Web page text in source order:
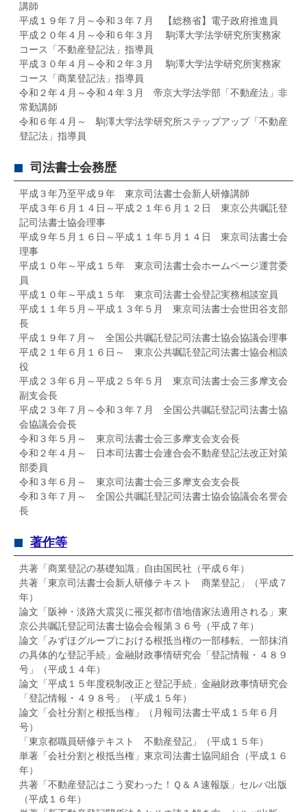
講師
平成１９年７月～令和３年７月 【総務省】電子政府推進員
平成２０年４月～令和６年３月 駒澤大学法学研究所実務家
コース「不動産登記法」指導員
平成３０年４月～令和２年３月 駒澤大学法学研究所実務家
コース「商業登記法」指導員
令和２年４月～令和４年３月 帝京大学法学部「不動産法」非
常勤講師
令和６年４月～ 駒澤大学法学研究所ステップアップ「不動産
登記法」指導員
司法書士会務歴
平成３年乃至平成９年 東京司法書士会新人研修講師
平成３年６月１４日～平成２１年６月１２日 東京公共嘱託登
記司法書士協会理事
平成９年５月１６日～平成１１年５月１４日 東京司法書士会
理事
平成１０年～平成１５年 東京司法書士会ホームページ運営委
員
平成１０年～平成１５年 東京司法書士会登記実務相談室員
平成１１年５月～平成１３年５月 東京司法書士会世田谷支部
長
平成１９年７月～ 全国公共嘱託登記司法書士協会協議会理事
平成２１年６月１６日～ 東京公共嘱託登記司法書士協会相談
役
平成２３年６月～平成２５年５月 東京司法書士会三多摩支会
副支会長
平成２３年７月～令和３年７月 全国公共嘱託登記司法書士協
会協議会会長
令和３年５月～ 東京司法書士会三多摩支会支会長
令和２年４月～ 日本司法書士会連合会不動産登記法改正対策
部委員
令和３年６月～ 東京司法書士会三多摩支会支会長
令和３年７月～ 全国公共嘱託登記司法書士協会協議会名誉会
長
著作等
共著「商業登記の基礎知識」自由国民社（平成６年）
共著「東京司法書士会新人研修テキスト 商業登記」（平成７
年）
論文「阪神・淡路大震災に罹災都市借地借家法適用される」東
京公共嘱託登記司法書士協会会報第３６号（平成７年）
論文「みずほグループにおける根抵当権の一部移転、一部抹消
の具体的な登記手続」金融財政事情研究会「登記情報・４８９
号」（平成１４年）
論文「平成１５年度税制改正と登記手続」金融財政事情研究会
「登記情報・４９８号」（平成１５年）
論文「会社分割と根抵当権」（月報司法書士平成１５年６月
号）
「東京都職員研修テキスト 不動産登記」（平成１５年）
単著「会社分割と根抵当権」東京司法書士協同組合（平成１６
年）
共著「不動産登記はこう変わった！Ｑ＆Ａ速報版」セルバ出版
（平成１６年）